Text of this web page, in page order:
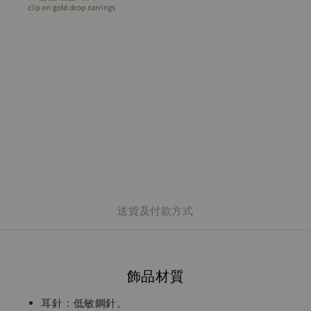
送貨及付款方式
飾品材質
耳針：低敏鋼針。